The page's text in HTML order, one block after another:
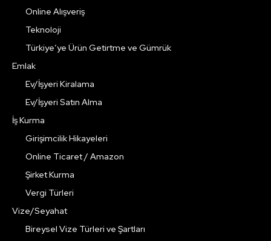
Online Alışveriş
Teknoloji
Türkiye’ye Ürün Getirtme ve Gümrük
Emlak
Ev/İşyeri Kiralama
Ev/İşyeri Satın Alma
İş Kurma
Girişimcilik Hikayeleri
Online Ticaret / Amazon
Şirket Kurma
Vergi Türleri
Vize/Seyahat
Bireysel Vize Türleri ve Şartları